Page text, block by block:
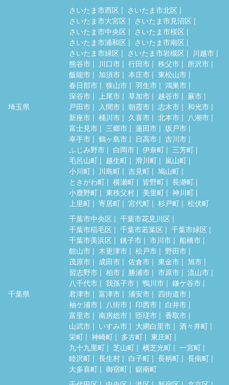
埼玉県
さいたま市西区
さいたま市北区
さいたま市大宮区
さいたま市見沼区
さいたま市中央区
さいたま市桜区
さいたま市浦和区
さいたま市南区
さいたま市緑区
さいたま市岩槻区
川越市
熊谷市
川口市 行田市 秩父市
所沢市
飯能市
加須市 本庄市
東松山市
春日部市
狭山市 羽生市
鴻巣市
深谷市
上尾市 草加市 越谷市
蕨市
戸田市
入間市 朝霞市 志木市
和光市
新座市
桶川市 久喜市 北本市
八潮市
富士見市
三郷市 蓮田市
坂戸市
幸手市
鶴ヶ島市 日高市
吉川市
ふじみ野市
白岡市 伊奈町
三芳町
毛呂山町
越生町 滑川町
嵐山町
小川町
川島町 吉見町
鳩山町
ときがわ町
横瀬町 皆野町
長瀞町
小鹿野町
東秩父村 美里町
神川町
上里町
寄居町 宮代町 杉戸町 松伏町
千葉県
千葉市中央区
千葉市花見川区
千葉市稲毛区
千葉市若葉区
千葉市緑区
千葉市美浜区
銚子市 市川市
船橋市
館山市
木更津市 松戸市
野田市
茂原市
成田市 佐倉市 東金市
旭市
習志野市
柏市 勝浦市 市原市
流山市
八千代市
我孫子市 鴨川市
鎌ケ谷市
君津市
富津市 浦安市
四街道市
袖ケ浦市
八街市 印西市
白井市
富里市
南房総市 匝瑳市
香取市
山武市
いすみ市 大網白里市
酒々井町
栄町
神崎町 多古町
東庄町
九十九里町
芝山町 横芝光町
一宮町
睦沢町
長生村 白子町 長柄町
長南町
大多喜町
御宿町
鋸南町